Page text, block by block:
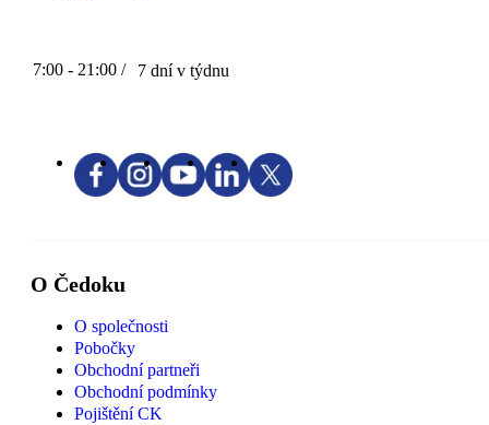
7:00 - 21:00 / 7 dní v týdnu
O Čedoku
O společnosti
Pobočky
Obchodní partneři
Obchodní podmínky
Pojištění CK